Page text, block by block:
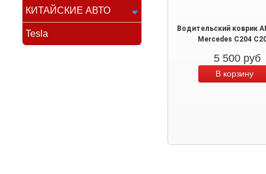
КИТАЙСКИЕ АВТО
Tesla
Водительский коврик
Mercedes C204
5 500 руб